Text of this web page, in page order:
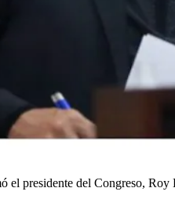
el presidente del Congreso,